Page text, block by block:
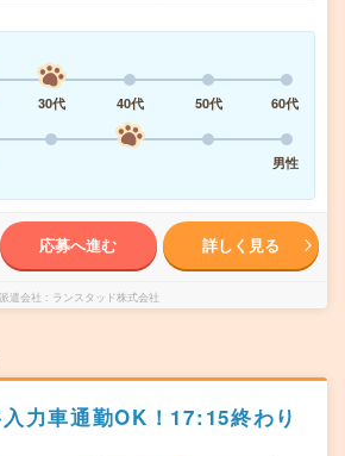
30代 40代 50代
60代
男性
応募へ進む 詳しく見る
派遣会社 ランスタッド株式会社
力車通勤OK！17:15終わり